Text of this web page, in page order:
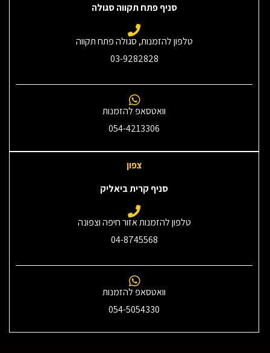
סניף פתח תקווה סגולה
טלפון להזמנות, סגולה פתח תקווה
03-9282828
וואטסאפ להזמנות
054-4213306
צפון
סניף קרית ביאליק
טלפון להזמנות אזור חיפה וצפונה
04-8745568
וואטסאפ להזמנות
054-5054330